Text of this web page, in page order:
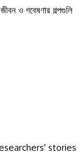
জীবন ও গবেষণার গল্পগুলি
stories